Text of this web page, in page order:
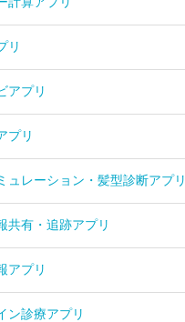
リ
アプリ
プリ
ュレーション・髪型診断アプリ
共有・追跡アプリ
アプリ
ン診療アプリ